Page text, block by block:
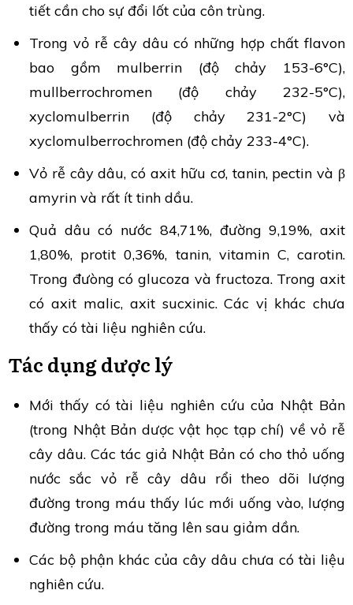
tiết cần cho sự đổi lốt của côn trùng.
Trong vỏ rễ cây dâu có những hợp chất flavon
bao gồm mulberrin (độ chảy 153-6°C),
mullberrochromen (độ chảy 232-5°C),
xyclomulberrin (độ chảy 231-2°C) và
xyclomulberrochromen (độ chảy 233-4°C).
Vỏ rễ cây dâu, có axit hữu cơ, tanin, pectin và β
amyrin và rất ít tinh dầu.
Quả dâu có nước 84,71%, đường 9,19%, axit
1,80%, protit 0,36%, tanin, vitamin C, carotin.
Trong đưòng có glucoza và fructoza. Trong axit
có axit malic, axit sucxinic. Các vị khác chưa
thấy có tài liệu nghiên cứu.
Tác dụng dược lý
Mới thấy có tài liệu nghiên cứu của Nhật Bản
(trong Nhật Bản dược vật học tạp chí) về vỏ rễ
cây dâu. Các tác giả Nhật Bản có cho thỏ uống
nước sắc vỏ rễ cây dâu rổi theo dõi lượng
đường trong máu thấy lúc mới uống vào, lượng
đường trong máu tăng lên sau giảm dần.
Các bộ phận khác của cây dâu chưa có tài liệu
nghiên cứu.